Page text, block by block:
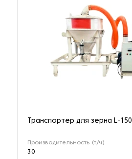
Транспортер для зерна L-150
Производительность (т/ч)
30